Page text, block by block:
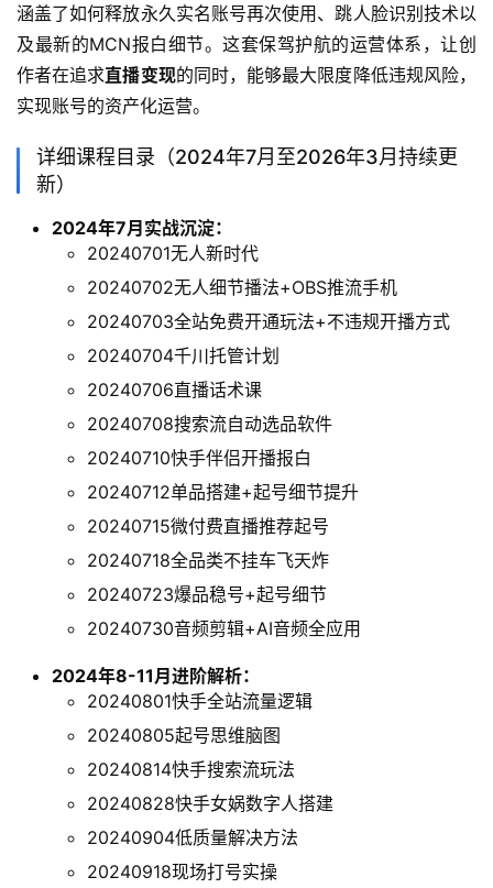
涵盖了如何释放永久实名账号再次使用、跳人脸识别技术以
及最新的MCN报白细节。这套保驾护航的运营体系，让创
作者在追求直播变现的同时，能够最大限度降低违规风险，
实现账号的资产化运营。
详细课程目录（2024年7月至2026年3月持续更
新）
2024年7月实战沉淀：
20240701无人新时代
20240702无人细节播法+OBS推流手机
20240703全站免费开通玩法+不违规开播方式
20240704千川托管计划
20240706直播话术课
20240708搜索流自动选品软件
20240710快手伴侣开播报白
20240712单品搭建+起号细节提升
20240715微付费直播推荐起号
20240718全品类不挂车飞天炸
20240723爆品稳号+起号细节
20240730音频剪辑+AI音频全应用
2024年8-11月进阶解析：
20240801快手全站流量逻辑
20240805起号思维脑图
20240814快手搜索流玩法
20240828快手女娲数字人搭建
20240904低质量解决方法
20240918现场打号实操